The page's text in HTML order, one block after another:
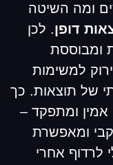
ומה השיטה
דופן. לכן
למשימות
של תוצאות. כך
ומתפקד –
ומאפשרת
אחרי